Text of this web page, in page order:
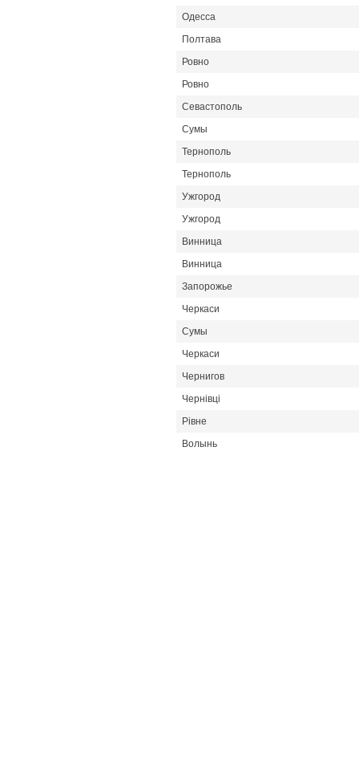
Одесса
Полтава
Ровно
Ровно
Севастополь
Сумы
Тернополь
Тернополь
Ужгород
Ужгород
Винница
Винница
Запорожье
Черкаси
Сумы
Черкаси
Чернигов
Чернівці
Рівне
Волынь